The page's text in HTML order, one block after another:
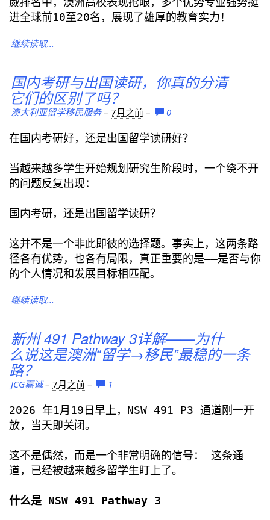
进全球前10至20名，展现了雄厚的教育实力！
继续读取...
国内考研与出国读研，你真的分清
它们的区别了吗？
澳大利亚留学移民服务– 7月之前 – 0
在国内考研好，还是出国留学读研好？
当越来越多学生开始规划研究生阶段时，一个绕不开
的问题反复出现：
国内考研，还是出国留学读研？
这并不是一个非此即彼的选择题。事实上，这两条路
径各有优势，也各有局限，真正重要的是——是否与你
的个人情况和发展目标相匹配。
继续读取...
新州 491 Pathway 3详解——为什
么说这是澳洲“留学→移民”最稳的一条
路？
JCG嘉诚– 7月之前 – 1
2026 年1月19日早上，NSW 491 P3 通道刚一开
放，当天即关闭。
这不是偶然，而是一个非常明确的信号： 这条通
道，已经被越来越多留学生盯上了。
什么是 NSW 491 Pathway 3